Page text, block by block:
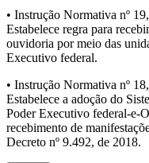
• Instrução Normativa nº
Estabelece regra para
ouvidoria por meio das
Executivo federal.
• Instrução Normativa nº
Estabelece a adoção do
Poder Executivo federal-e-
recebimento de
Decreto nº 9.492, de 2018.